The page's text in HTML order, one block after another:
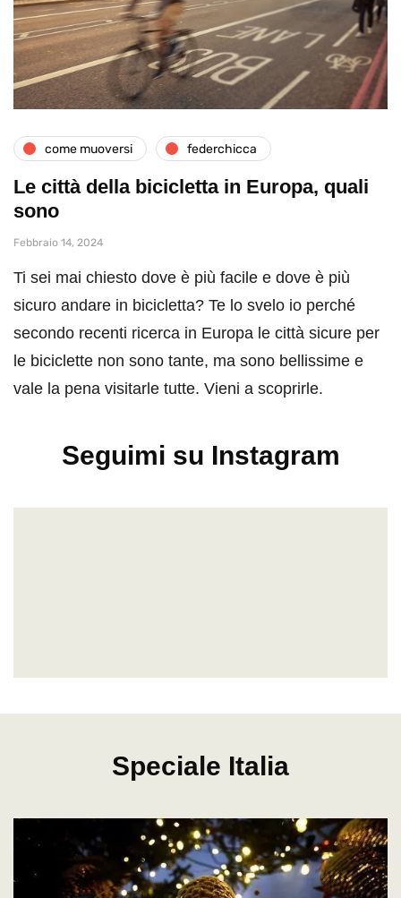
come muoversi federchicca
Le città della bicicletta in Europa, quali
sono
Febbraio 14, 2024
Ti sei mai chiesto dove è più facile e dove è più
sicuro andare in bicicletta? Te lo svelo io perché
secondo recenti ricerca in Europa le città sicure per
le biciclette non sono tante, ma sono bellissime e
vale la pena visitarle tutte. Vieni a scoprirle.
Seguimi su Instagram
Speciale Italia